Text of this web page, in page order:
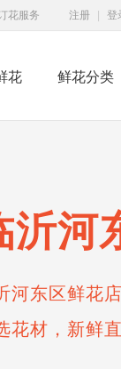
花服务 注册 登
花 鲜花分类
沂河
河东区鲜花
花材，新鲜